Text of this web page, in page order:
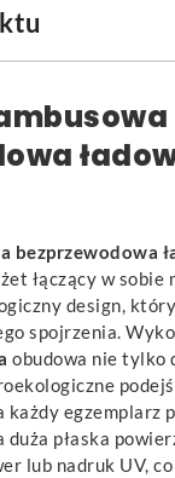
bezprzewodowa
łączący w sobie
design,
spojrzenia.
obudowa nie tylko
każdy egzemplarz
duża płaska
lub nadruk UV,